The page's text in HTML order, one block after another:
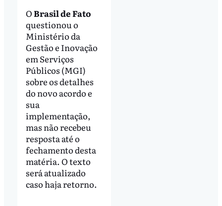
OBrasil de Fato
questionou o
Ministério da
Gestão e Inovação
em Serviços
Públicos (MGI)
sobre os detalhes
do novo acordo e
sua
implementação,
mas não recebeu
resposta até o
fechamento desta
matéria. O texto
será atualizado
caso haja retorno.